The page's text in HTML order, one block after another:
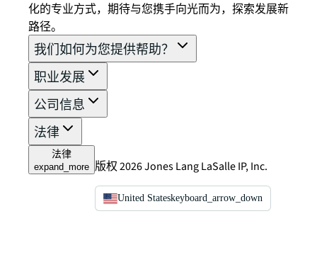
化的专业方式，期待与您携手向光而为，探索发展新
路径。
我们如何为您提供帮助？
职业发展
公司信息
法律
法律
expand_more 版权 2026 Jones Lang LaSalle IP, Inc.
United Stateskeyboard_arrow_down